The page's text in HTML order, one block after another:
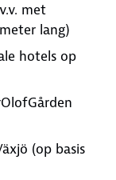
met
lang)
hotels op
(op basis